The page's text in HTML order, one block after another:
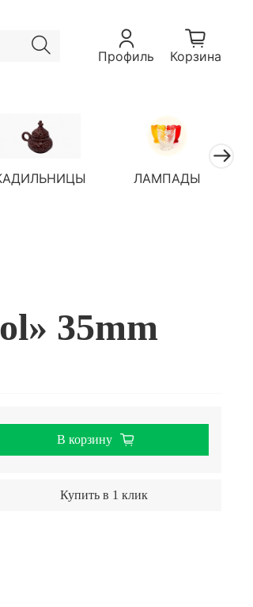
Профиль Корзина
ЛАМПАДЫ
35mm
В корзину
Купить в 1 клик